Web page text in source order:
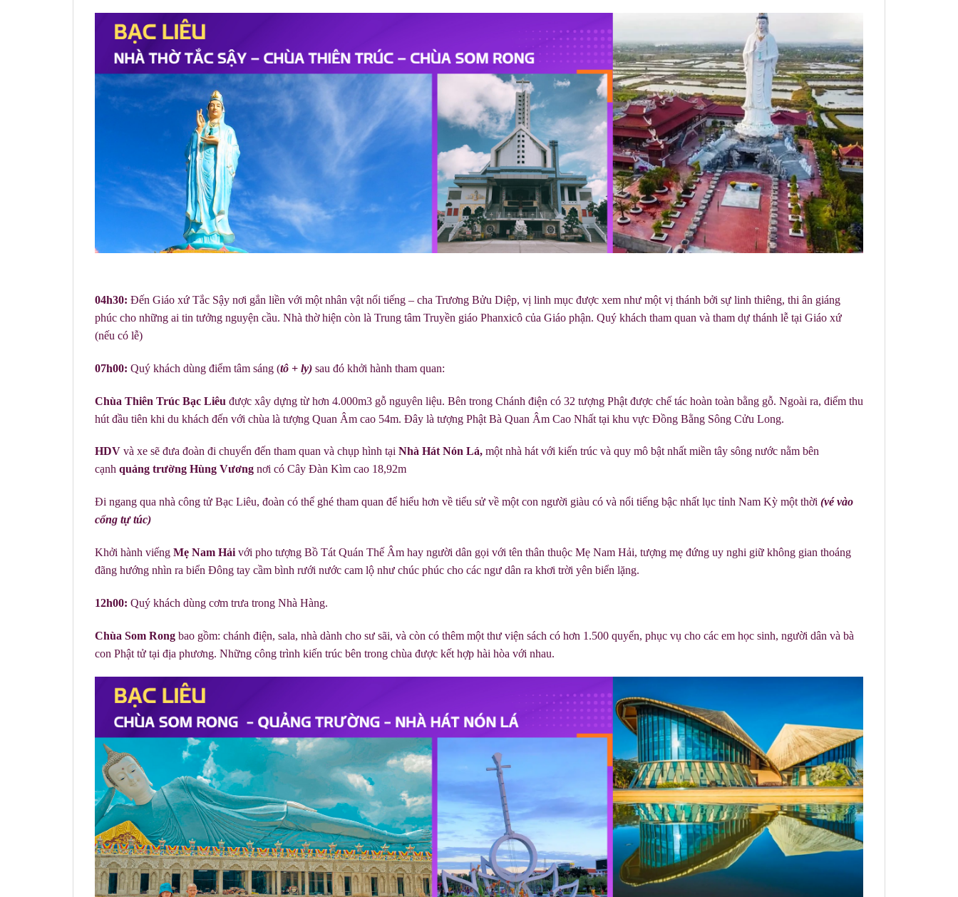
04h30: Đến Giáo xứ Tắc Sậy nơi gắn liền với một nhân vật nổi tiếng – cha Trương Bửu Diệp, vị linh mục được xem như một vị thánh bởi sự linh thiêng, thi ân giáng
phúc cho những ai tin tưởng nguyện cầu. Nhà thờ hiện còn là Trung tâm Truyền giáo Phanxicô của Giáo phận. Quý khách tham quan và tham dự thánh lễ tại Giáo xứ
(nếu có lễ)
07h00: Quý khách dùng điểm tâm sáng (tô + ly) sau đó khởi hành tham quan:
Chùa Thiên Trúc Bạc Liêu được xây dựng từ hơn 4.000m3 gỗ nguyên liệu. Bên trong Chánh điện có 32 tượng Phật được chế tác hoàn toàn bằng gỗ. Ngoài ra, điểm thu
hút đầu tiên khi du khách đến với chùa là tượng Quan Âm cao 54m. Đây là tượng Phật Bà Quan Âm Cao Nhất tại khu vực Đồng Bằng Sông Cửu Long.
HDV và xe sẽ đưa đoàn đi chuyển đến tham quan và chụp hình tại Nhà Hát Nón Lá, một nhà hát với kiến trúc và quy mô bật nhất miền tây sông nước nằm bên
cạnh quảng trường Hùng Vương nơi có Cây Đàn Kìm cao 18,92m
Đi ngang qua nhà công tử Bạc Liêu, đoàn có thể ghé tham quan để hiểu hơn về tiểu sử về một con người giàu có và nổi tiếng bậc nhất lục tỉnh Nam Kỳ một thời (vé vào
cổng tự túc)
Khởi hành viếng Mẹ Nam Hải với pho tượng Bồ Tát Quán Thế Âm hay người dân gọi với tên thân thuộc Mẹ Nam Hải, tượng mẹ đứng uy nghi giữ không gian thoáng
đãng hướng nhìn ra biển Đông tay cầm bình rưới nước cam lộ như chúc phúc cho các ngư dân ra khơi trời yên biển lặng.
12h00: Quý khách dùng cơm trưa trong Nhà Hàng.
Chùa Som Rong bao gồm: chánh điện, sala, nhà dành cho sư sãi, và còn có thêm một thư viện sách có hơn 1.500 quyển, phục vụ cho các em học sinh, người dân và bà
con Phật tử tại địa phương. Những công trình kiến trúc bên trong chùa được kết hợp hài hòa với nhau.